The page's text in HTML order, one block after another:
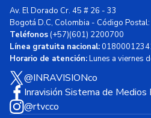
Av. El Dorado Cr. 45 # 26 - 33
Bogotá D.C, Colombia - Código
Teléfonos(+57)(601) 2200700
Línea gratuita nacional:
Horario de atención:Lunes a viernes
@INRAVISIONco
Inravisión Sistema de Medios
@rtvcco